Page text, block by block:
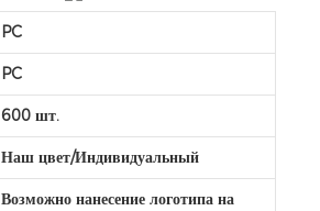
PC
PC
600 шт.
Наш цвет/Индивидуальный
Возможно нанесение логотипа на